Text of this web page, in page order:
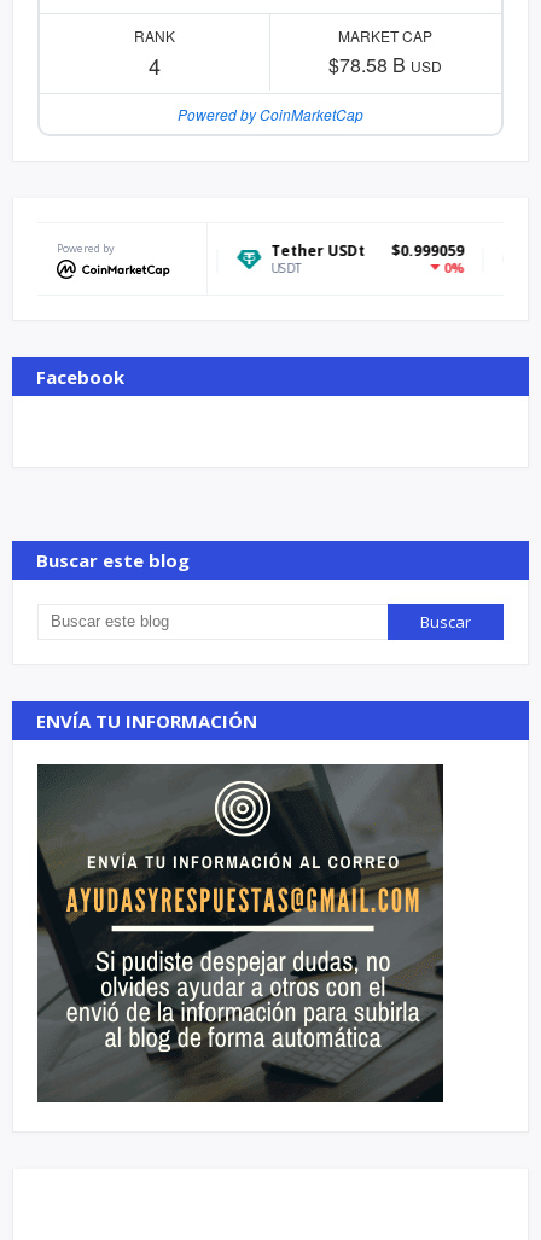
RANK
4
MARKET CAP
$78.58 B USD
Powered by CoinMarketCap
Powered by
$64,371.84
-0.75%
Tether USDt $0.999059 Ethereum
ETH
Facebook
Buscar este blog
ENVÍA TU INFORMACIÓN